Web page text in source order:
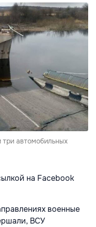
автомобильных
на Facebook
военные
ВСУ